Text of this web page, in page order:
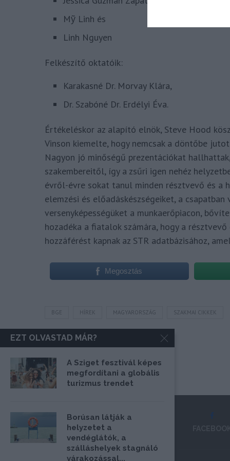
Mỹ Linh és
Linh Nguyen
Felkészítő oktatóik:
Karakasné Dr. Morvay Klára,
Dr. Szabóné Dr. Erdélyi Éva.
Értékeléskor az alapító elnök, Steve Hood
Vinson kiemelte, hogy nemcsak a döntőbe
Nagyon jó minőségű prezentációkat
szakembereitől, így a zsűri igen nehéz
évről-évre sokat tanul minden résztvevő és
elemzési és előadáskészségeiket, a
versenyképességüket a munkaerőpiacon,
hozadéka a fiatalok számára, hogy a
hozzáférést kapnak az STR adatbázisához,
Megosztás
BGE HÍREK MAGYARORSZÁG SZAKMAI CIKKEK
EZT OLVASTAD MÁR?
A Sziget fesztivál képes
megfordítani a globális
turizmus trendet
Borúsan látják a
helyzetet a
vendéglátók, a
szálláshelyek stagnáló
várakozással...